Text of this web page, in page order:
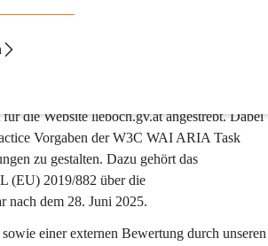
die Website lieboch.gv.at angestrebt. Dabei
Vorgaben der W3C WAI ARIA Task
zu gestalten. Dazu gehört das
(EU) 2019/882 über die
nach dem 28. Juni 2025.
einer externen Bewertung durch unseren